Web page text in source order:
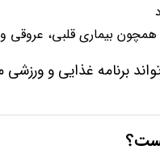
بیماری قلبی، عروقی
برنامه غذایی و